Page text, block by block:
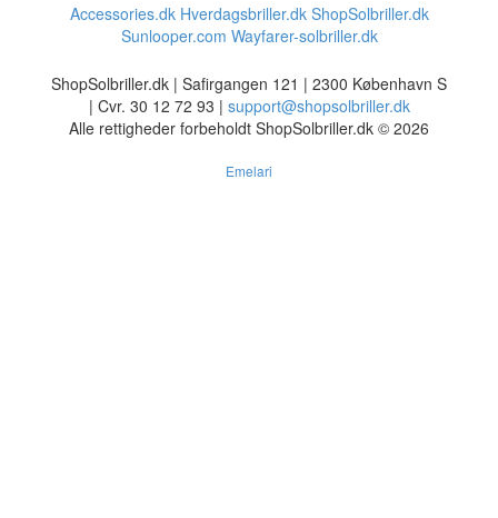
Accessories.dk Hverdagsbriller.dk ShopSolbriller.dk
Sunlooper.com Wayfarer-solbriller.dk
ShopSolbriller.dk | Safirgangen 121 | 2300 København S
| Cvr. 30 12 72 93 | support@shopsolbriller.dk
Alle rettigheder forbeholdt ShopSolbriller.dk © 2026
Emelari